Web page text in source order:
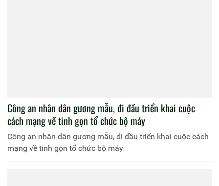
Công an nhân dân gương mẫu, đi đầu triển khai cuộc
cách mạng về tinh gọn tổ chức bộ máy
Công an nhân dân gương mẫu, đi đầu triển khai cuộc cách
mạng về tinh gọn tổ chức bộ máy